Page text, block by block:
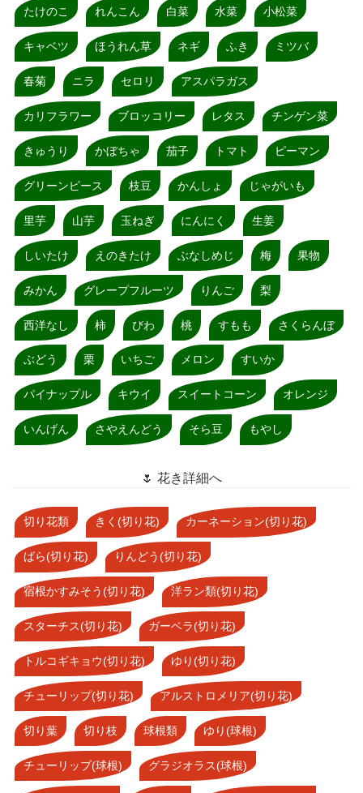
たけのこ れんこん 白菜 水菜 小松菜
キャベツ ほうれん草 ネギ ふき ミツバ
春菊 ニラ セロリ アスパラガス
カリフラワー ブロッコリー レタス チンゲン菜
きゅうり かぼちゃ 茄子 トマト ピーマン
グリーンピース 枝豆 かんしょ じゃがいも
里芋 山芋 玉ねぎ にんにく 生姜
しいたけ えのきたけ ぶなしめじ 梅 果物
みかん グレープフルーツ りんご 梨
西洋なし 柿 びわ 桃 すもも さくらんぼ
ぶどう 栗 いちご メロン すいか
パイナップル キウイ スイートコーン オレンジ
いんげん さやえんどう そら豆 もやし
🌷 花き詳細へ
切り花類 きく(切り花) カーネーション(切り花)
ばら(切り花) りんどう(切り花)
宿根かすみそう(切り花) 洋ラン類(切り花)
スターチス(切り花) ガーベラ(切り花)
トルコギキョウ(切り花) ゆり(切り花)
チューリップ(切り花) アルストロメリア(切り花)
切り葉 切り枝 球根類 ゆり(球根)
チューリップ(球根) グラジオラス(球根)